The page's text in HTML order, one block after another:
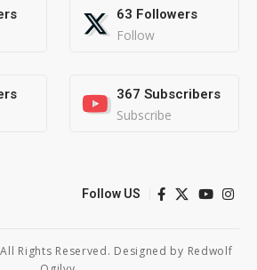
63 Followers
Follow
367 Subscribers
Subscribe
Follow US
Rights Reserved. Designed by Redwolf